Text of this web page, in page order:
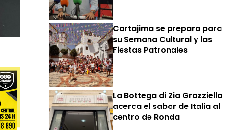
Cartajima se prepara para
su Semana Cultural y las
Fiestas Patronales
La Bottega di Zia Grazziella
acerca el sabor de Italia al
centro de Ronda